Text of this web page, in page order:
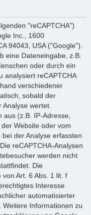
"reCAPTCHA")
Inc., 1600
94043, USA ("Google").
eine Dateneingabe, z.B.
oder durch ein
analysiert reCAPTCHA
verschiedener
sobald der
Analyse wertet
aus (z.B. IP-Adresse,
Website oder vom
der Analyse erfassten
reCAPTCHA-Analysen
werden nicht
Die
Art. 6 Abs. 1 lit. f
Interesse
automatisierter
Weitere Informationen zu